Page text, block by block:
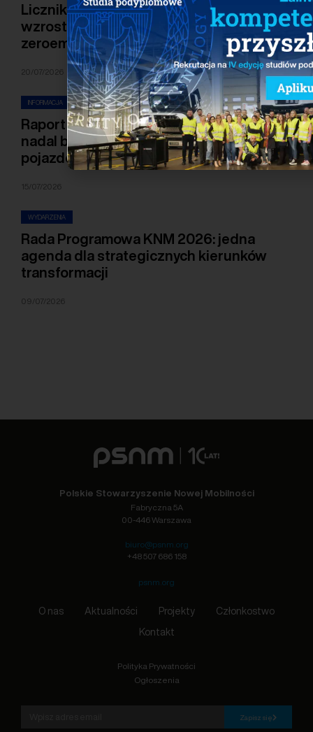
Licznik Elektromobilności: bardzo wysoki
wzrost rejestracji autobusów
zeroemisyjnych w I półroczu 2026 r.
20/07/2026
INFORMACJA
Raport Bezpieczeństwa Pożarowego EV:
nadal bardzo niski wskaźnik pożarów
pojazdów elektrycznych
15/07/2026
WYDARZENIA
Rada Programowa KNM 2026: jedna
agenda dla strategicznych kierunków
transformacji
09/07/2026
Polskie Stowarzyszenie Nowej Mobilności
Fabryczna 5A
00-446 Warszawa
biuro@psnm.org
+48 507 686 158
psnm.org
O nas Aktualności Projekty Członkostwo
Kontakt
Polityka Prywatności
Ogłoszenia
Zapisz się